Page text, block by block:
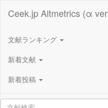
Ceek.jp Altmetrics (α
文献ランキング
新着文献
新着投稿